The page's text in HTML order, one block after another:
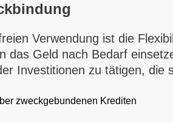
Verwendung ist die
das Geld nach Bedarf
Investitionen zu tätigen, die
zweckgebundenen Krediten